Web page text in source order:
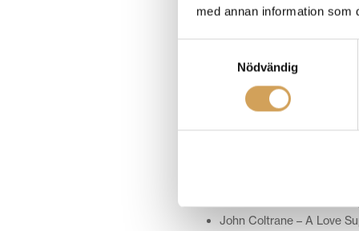
med annan information som
Nödvändig
artisten menade det.
och inget slår känslan av att
För att ha en utgångspunkt
att
John Coltrane – A Love